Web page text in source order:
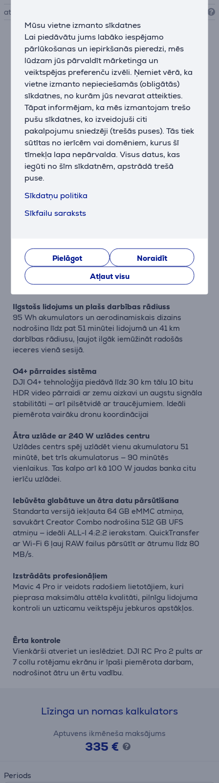
Mūsu vietne izmanto sīkdatnes
Lai piedāvātu jums labāko iespējamo
pārlūkošanas un iepirkšanās pieredzi, mēs
lūdzam jūs pārvaldīt mārketinga un
veiktspējas preferenču izvēli. Ņemiet vērā, ka
vietne izmanto nepieciešamās (obligātās)
sīkdatnes, no kurām jūs nevarat atteikties.
Tāpat informējam, ka mēs izmantojam trešo
pušu sīkdatnes, ko izveidojuši citi
pakalpojumu sniedzēji (trešās puses). Tās tiek
sūtītas no ierīcēm vai domēniem, kurus šī
tīmekļa lapa nepārvalda. Visus datus, kas
iegūti no šīm sīkdatnēm, apstrādā trešā
puse.
Sīkdatņu politika
Sīkfailu saraksts
Pielāgot
Noraidīt
Atļaut visu
atmiņas karšu atbalsts
Apraksts
Trīskārša kameras daudzpusība
4/3 collu CMOS 100 MP Hasselblad sensors ir
apvienots ar 70 mm un 168 mm teleobjektīviem,
nodrošinot kinematogrāfisku elastību — no plašiem
ainavu kadriem līdz precīziem tuvplāniem.
6K HDR video un 10 bitu krāsu attēlojums
Visas trīs kameras ieraksta 4K/60 fps HDR, savukārt
galvenā Hasselblad kamera atbalsta līdz pat
6K/60 fps HDR ar 16 soļu dinamisko diapazonu un 10
bitu D-Log krāsu profilu profesionālai pēcapstrādei.
Infinity Gimbal ar 360° kustību brīvību
Pilna rotācija ļauj veidot unikālas kameras kustības —
Nakts redzamība un šķēršļu novēršana
Pateicoties 0,1 lux jutībai un sešu virzienu šķēršļu
detekcijas sistēmai, drons spēj precīzi orientēties arī
vājā apgaismojumā vai vidē bez GPS signāla.
Ilgstošs lidojums un plašs darbības rādiuss
95 Wh akumulators un aerodinamiskais dizains
nodrošina līdz pat 51 minūtei lidojumā un 41 km
darbības rādiusu, ļaujot ilgāk iemūžināt radošās
ieceres vienā sesijā.
O4+ pārraides sistēma
DJI O4+ tehnoloģija piedāvā līdz 30 km tālu 10 bitu
HDR video pārraidi ar zemu aizkavi un augstu signāla
stabilitāti — arī pilsētvidē ar traucējumiem. Ideāli
piemērota vairāku dronu koordinācijai
Ātra uzlāde ar 240 W uzlādes centru
Uzlādes centrs spēj uzlādēt vienu akumulatoru 51
minūtē, bet trīs akumulatorus — 90 minūtēs
vienlaikus. Tas kalpo arī kā 100 W jaudas banka citu
ierīču uzlādei.
Iebūvēta glabātuve un ātra datu pārsūtīšana
Standarta versijā iekļauta 64 GB eMMC atmiņa,
savukārt Creator Combo nodrošina 512 GB UFS
atmiņu — ideāli ALL-I 4:2:2 ierakstam. QuickTransfer
ar Wi-Fi 6 ļauj RAW failus pārsūtīt ar ātrumu līdz 80
MB/s.
Izstrādāts profesionāļiem
Mavic 4 Pro ir veidots radošiem lietotājiem, kuri
pieprasa maksimālu attēla kvalitāti, pilnīgu lidojuma
kontroli un uzticamu veiktspēju jebkuros apstākļos.
Ērta kontrole
Vienkārši atveriet un ieslēdziet. DJI RC Pro 2 pults ar
7 collu rotējamu ekrānu ir īpaši piemērota darbam,
nodrošinot ātru un ērtu vadību.
Līzinga un nomas kalkulators
Aptuvens ikmēneša maksājums
335 €
Periods